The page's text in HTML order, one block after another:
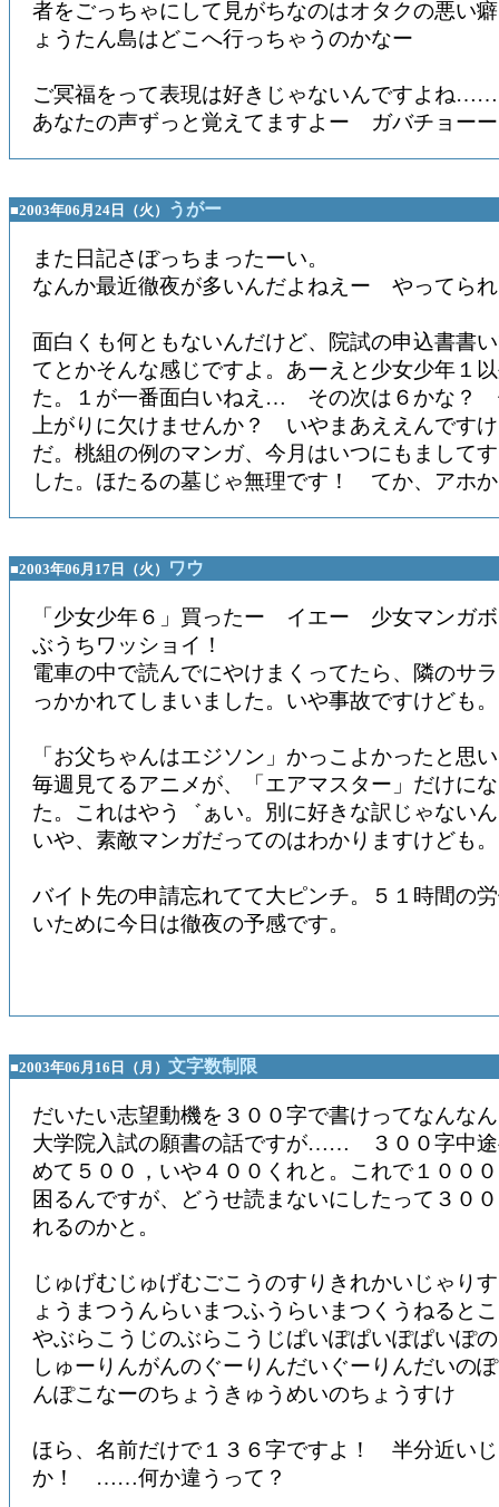
者をごっちゃにして見がちなのはオタクの悪い
ょうたん島はどこへ行っちゃうのかなー
ご冥福をって表現は好きじゃないんですよね……
あなたの声ずっと覚えてますよー ガバチョー
■2003年06月24日（火） うがー
また日記さぼっちまったーい。
なんか最近徹夜が多いんだよねえー やってら
面白くも何ともないんだけど、院試の申込書書
てとかそんな感じですよ。あーえと少女少年１
た。１が一番面白いねえ… その次は６かな？
上がりに欠けませんか？ いやまあええんです
だ。桃組の例のマンガ、今月はいつにもまして
した。ほたるの墓じゃ無理です！ てか、アホ
■2003年06月17日（火） ワウ
「少女少年６」買ったー イエー 少女マンガ
ぶうちワッショイ！
電車の中で読んでにやけまくってたら、隣のサ
っかかれてしまいました。いや事故ですけども。
「お父ちゃんはエジソン」かっこよかったと思
毎週見てるアニメが、「エアマスター」だけに
た。これはやう゛ぁい。別に好きな訳じゃない
いや、素敵マンガだってのはわかりますけども。
バイト先の申請忘れてて大ピンチ。５１時間の
いために今日は徹夜の予感です。
■2003年06月16日（月） 文字数制限
だいたい志望動機を３００字で書けってなんな
大学院入試の願書の話ですが…… ３００字中
めて５００，いや４００くれと。これで１００
困るんですが、どうせ読まないにしたって３０
れるのかと。
じゅげむじゅげむごこうのすりきれかいじゃり
ょうまつうんらいまつふうらいまつくうねると
やぶらこうじのぶらこうじぱいぽぱいぽぱいぽ
しゅーりんがんのぐーりんだいぐーりんだいの
んぽこなーのちょうきゅうめいのちょうすけ
ほら、名前だけで１３６字ですよ！ 半分近い
か！ ……何か違うって？